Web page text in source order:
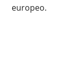
europeo.